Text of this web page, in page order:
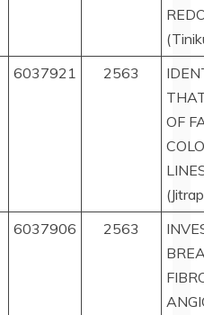
6037921 2563
OF
6037906 2563